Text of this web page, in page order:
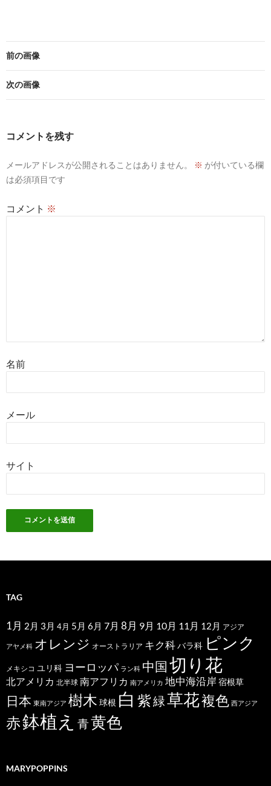
前の画像
次の画像
コメントを残す
メールアドレスが公開されることはありません。 ※ が付いている欄
は必須項目です
コメント ※
名前
メール
サイト
TAG
1月 2月 3月 4月 5月 6月 7月 8月 9月 10月 11月 12月 アジア
アヤメ科 オレンジ オーストラリア キク科バラ科 ピンク
メキシコ ユリ科 ヨーロッパ ラン科 中国切り花
北アメリカ 北半球 南アフリカ 南アメリカ 地中海沿岸 宿根草
日本 東南アジア 樹木 球根 白 紫緑草花複色 西アジア
赤鉢植え 青黄色
MARYPOPPINS